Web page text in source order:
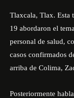
Tlaxcala, Tlax. Esta
19 abordaron el
personal de salud,
casos confirmados
arriba de Colima,
Posteriormente